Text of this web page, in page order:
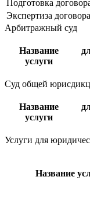
Подготовка
Экспертиза договора
Арбитражный суд
Название
услуги
Суд общей
Название
услуги
Услуги для
Название